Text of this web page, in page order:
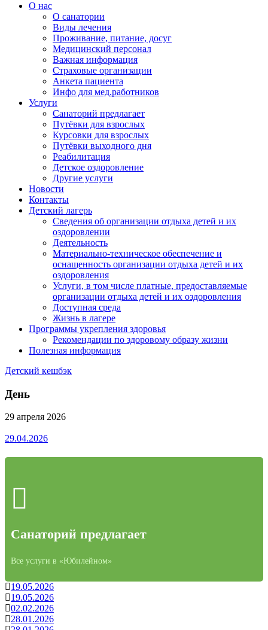
О нас
О санатории
Виды лечения
Проживание, питание, досуг
Медицинский персонал
Важная информация
Страховые организации
Анкета пациента
Инфо для мед.работников
Услуги
Санаторий предлагает
Путёвки для взрослых
Курсовки для взрослых
Путёвки выходного дня
Реабилитация
Детское оздоровление
Другие услуги
Новости
Контакты
Детский лагерь
Сведения об организации отдыха детей и их
оздоровлении
Деятельность
Материально-техническое обеспечение и
оснащенность организации отдыха детей и их
оздоровления
Услуги, в том числе платные, предоставляемые
организации отдыха детей и их оздоровления
Доступная среда
Жизнь в лагере
Программы укрепления здоровья
Рекомендации по здоровому образу жизни
Полезная информация
Детский кешбэк
День
29 апреля 2026
29.04.2026
Санаторий предлагает
Все услуги в «Юбилейном»
19.05.2026
19.05.2026
02.02.2026
28.01.2026